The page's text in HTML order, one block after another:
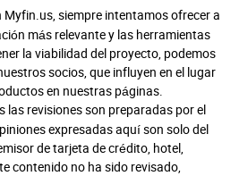
Myfin.us, siempre intentamos ofrecer a
más relevante y las herramientas
la viabilidad del proyecto, podemos
socios, que influyen en el lugar
en nuestras páginas.
las revisiones son preparadas por el
expresadas aquí son solo del
de tarjeta de crédito, hotel,
contenido no ha sido revisado,